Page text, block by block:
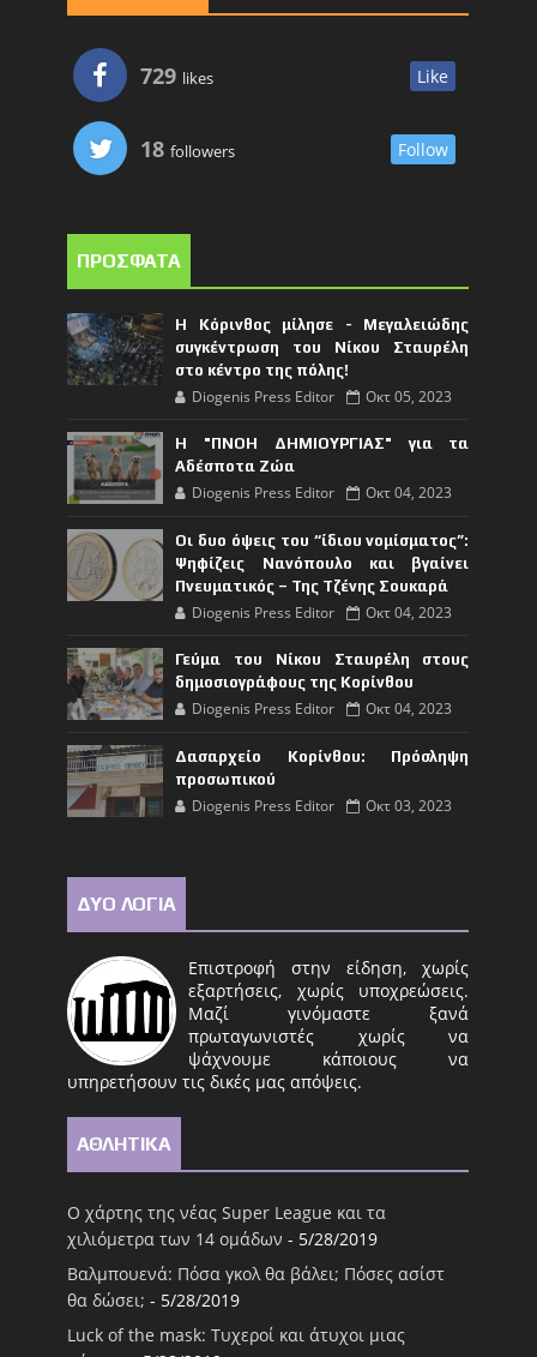
729 likes Like
18 followers Follow
ΠΡΟΣΦΑΤΑ
Η Κόρινθος μίλησε - Μεγαλειώδης
συγκέντρωση του Νίκου Σταυρέλη
στο κέντρο της πόλης!
Diogenis Press Editor Οκτ 05, 2023
Η "ΠΝΟΗ ΔΗΜΙΟΥΡΓΙΑΣ" για τα
Αδέσποτα Ζώα
Diogenis Press Editor Οκτ 04, 2023
Οι δυο όψεις του “ίδιου νομίσματος”:
Ψηφίζεις Νανόπουλο και βγαίνει
Πνευματικός – Της Τζένης Σουκαρά
Diogenis Press Editor Οκτ 04, 2023
Γεύμα του Νίκου Σταυρέλη στους
δημοσιογράφους της Κορίνθου
Diogenis Press Editor Οκτ 04, 2023
Δασαρχείο Κορίνθου: Πρόσληψη
προσωπικού
Diogenis Press Editor Οκτ 03, 2023
ΔΥΟ ΛΟΓΙΑ
Επιστροφή στην είδηση, χωρίς
εξαρτήσεις, χωρίς υποχρεώσεις.
Μαζί γινόμαστε ξανά
πρωταγωνιστές χωρίς να
ψάχνουμε κάποιους να
υπηρετήσουν τις δικές μας απόψεις.
ΑΘΛΗΤΙΚΑ
Ο χάρτης της νέας Super League και τα
χιλιόμετρα των 14 ομάδων - 5/28/2019
Βαλμπουενά: Πόσα γκολ θα βάλει; Πόσες ασίστ
θα δώσει; - 5/28/2019
Luck of the mask: Τυχεροί και άτυχοι μιας